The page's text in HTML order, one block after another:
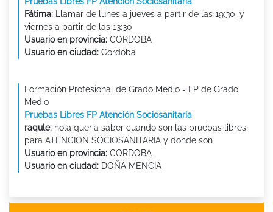
Fátima: Llamar de lunes a jueves a partir de las 19:30, y
viernes a partir de las 13:30
Usuario en provincia: CORDOBA
Usuario en ciudad: Córdoba
Formación Profesional de Grado Medio - FP de Grado
Medio
Pruebas Libres FP Atención Sociosanitaria
raqule: hola queria saber cuando son las pruebas libres
para ATENCION SOCIOSANITARIA y donde son
Usuario en provincia: CORDOBA
Usuario en ciudad: DOÑA MENCIA